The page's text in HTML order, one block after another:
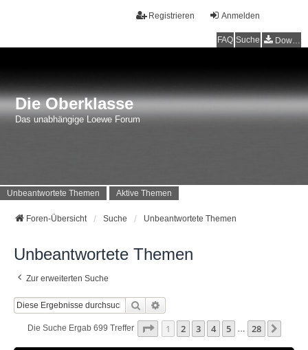
Anmelden
Registrieren
FAQ Suche Downloads
Die Oberklasse
Das unabhängige Loewe Forum
Unbeantwortete Themen Aktive Themen
Foren-Übersicht Suche Unbeantwortete Themen
Unbeantwortete Themen
Zur erweiterten Suche
Suche
Die Suche Ergab 699 Treffer Seite 1Von 28
1 2 3 4 5 … 28